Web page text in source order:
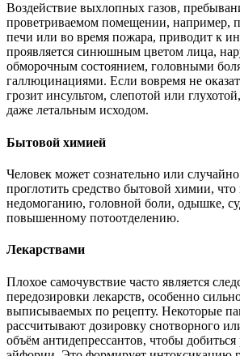
Воздействие выхлопных газов,
проветриваемом помещении, например,
печи или во время пожара, приводит к
проявляется синюшным цветом лица,
обморочным состоянием, головными
галлюцинациями. Если вовремя не
грозит инсультом, слепотой или
даже летальным исходом.
Бытовой химией
Человек может сознательно или
проглотить средство бытовой химии,
недомоганию, головной боли, одышке,
повышенному потоотделению.
Лекарствами
Плохое самочувствие часто является
передозировки лекарств, особенно
выписываемых по рецепту. Некоторые
рассчитывают дозировку снотворного
объём антидепрессантов, чтобы добиться